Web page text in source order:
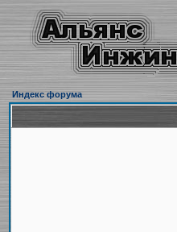
Индекс форума